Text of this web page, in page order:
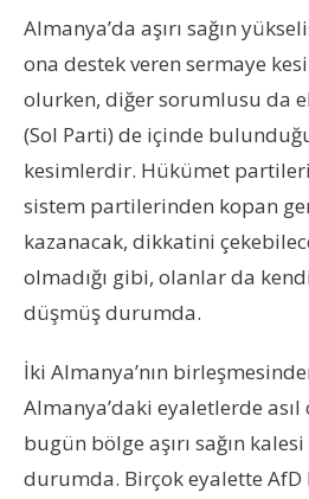
Almanya’da aşırı sağın
ona destek veren sermaye
olurken, diğer sorumlusu da
(Sol Parti) de içinde
kesimlerdir. Hükümet
sistem partilerinden kopan
kazanacak, dikkatini
olmadığı gibi, olanlar da
düşmüş durumda.
İki Almanya’nın
Almanya’daki eyaletlerde
bugün bölge aşırı sağın
durumda. Birçok eyalette